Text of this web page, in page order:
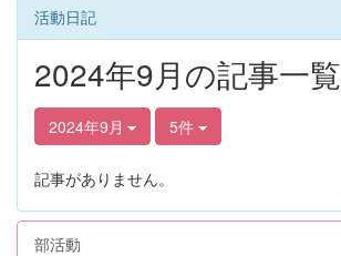
活動日記
2024年9月の記事一覧
2024年9月 5件
記事がありません。
部活動